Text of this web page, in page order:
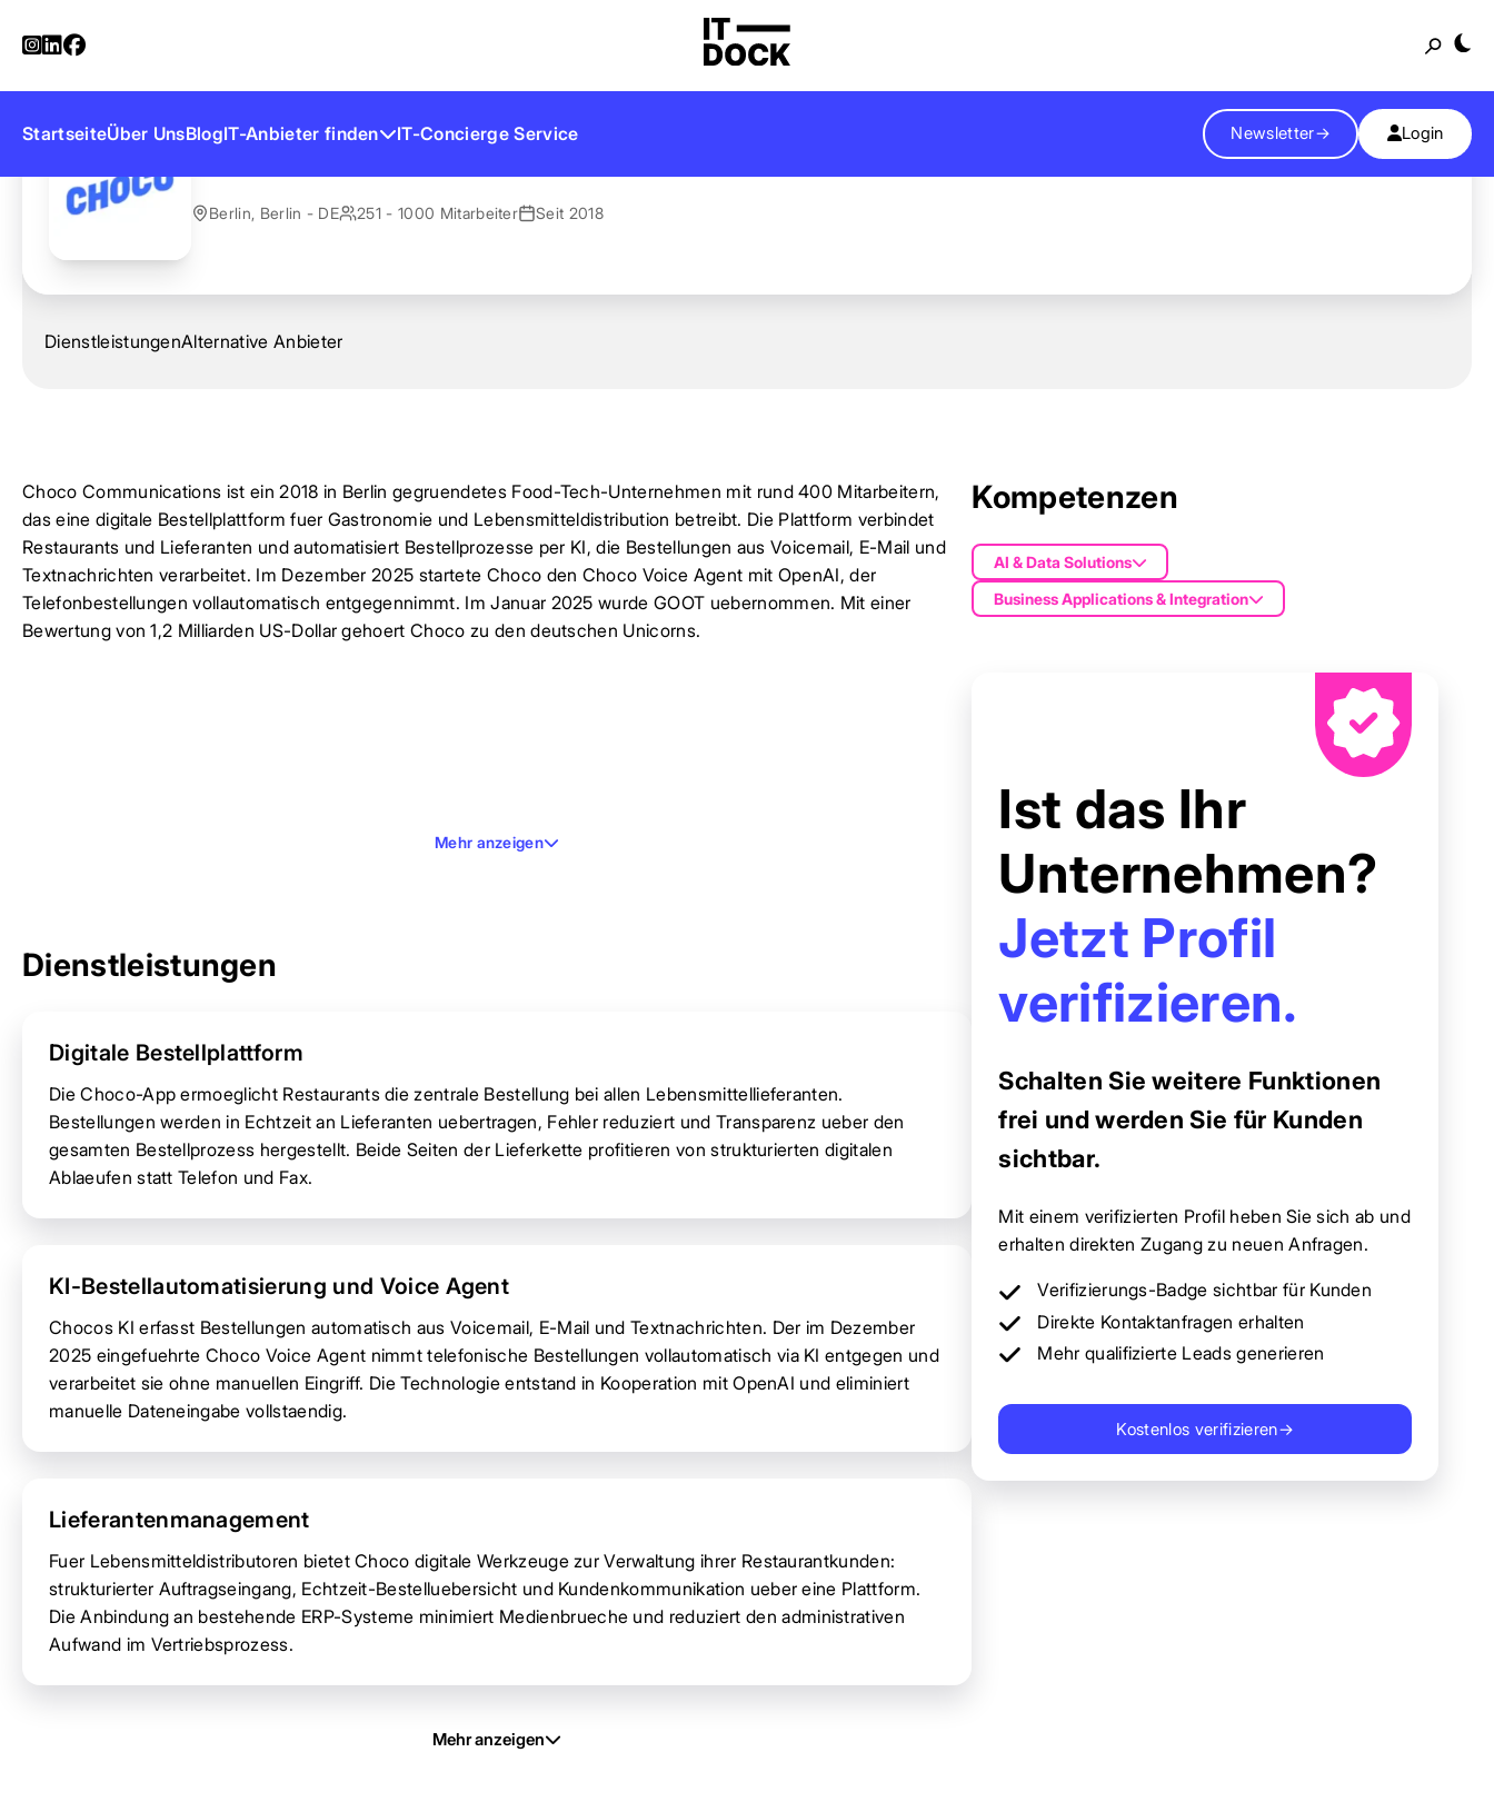
StartseiteÜber UnsBlogIT-Anbieter finden IT-Concierge Service Newsletter→ Login
Startseite
Choco Communications
Berlin, Berlin - DE 251 - 1000 Mitarbeiter Seit 2018
DienstleistungenAlternative Anbieter
Choco Communications ist ein 2018 in Berlin gegruendetes Food-Tech-Unternehmen mit rund 400 Mitarbeitern,
das eine digitale Bestellplattform fuer Gastronomie und Lebensmitteldistribution betreibt. Die Plattform verbindet
Restaurants und Lieferanten und automatisiert Bestellprozesse per KI, die Bestellungen aus Voicemail, E-Mail und
Textnachrichten verarbeitet. Im Dezember 2025 startete Choco den Choco Voice Agent mit OpenAI, der
Telefonbestellungen vollautomatisch entgegennimmt. Im Januar 2025 wurde GOOT uebernommen. Mit einer
Bewertung von 1,2 Milliarden US-Dollar gehoert Choco zu den deutschen Unicorns.
Mehr anzeigen
Dienstleistungen
Digitale Bestellplattform
Die Choco-App ermoeglicht Restaurants die zentrale Bestellung bei allen Lebensmittellieferanten.
Bestellungen werden in Echtzeit an Lieferanten uebertragen, Fehler reduziert und Transparenz ueber den
gesamten Bestellprozess hergestellt. Beide Seiten der Lieferkette profitieren von strukturierten digitalen
Ablaeufen statt Telefon und Fax.
KI-Bestellautomatisierung und Voice Agent
Chocos KI erfasst Bestellungen automatisch aus Voicemail, E-Mail und Textnachrichten. Der im Dezember
2025 eingefuehrte Choco Voice Agent nimmt telefonische Bestellungen vollautomatisch via KI entgegen und
verarbeitet sie ohne manuellen Eingriff. Die Technologie entstand in Kooperation mit OpenAI und eliminiert
manuelle Dateneingabe vollstaendig.
Lieferantenmanagement
Fuer Lebensmitteldistributoren bietet Choco digitale Werkzeuge zur Verwaltung ihrer Restaurantkunden:
strukturierter Auftragseingang, Echtzeit-Bestelluebersicht und Kundenkommunikation ueber eine Plattform.
Die Anbindung an bestehende ERP-Systeme minimiert Medienbrueche und reduziert den administrativen
Aufwand im Vertriebsprozess.
Mehr anzeigen
Kompetenzen
AI & Data Solutions
Business Applications & Integration
Ist das Ihr
Unternehmen?
Jetzt Profil
verifizieren.
Schalten Sie weitere Funktionen
frei und werden Sie für Kunden
sichtbar.
Mit einem verifizierten Profil heben Sie sich ab und
erhalten direkten Zugang zu neuen Anfragen.
Verifizierungs-Badge sichtbar für Kunden
Direkte Kontaktanfragen erhalten
Mehr qualifizierte Leads generieren
Kostenlos verifizieren→